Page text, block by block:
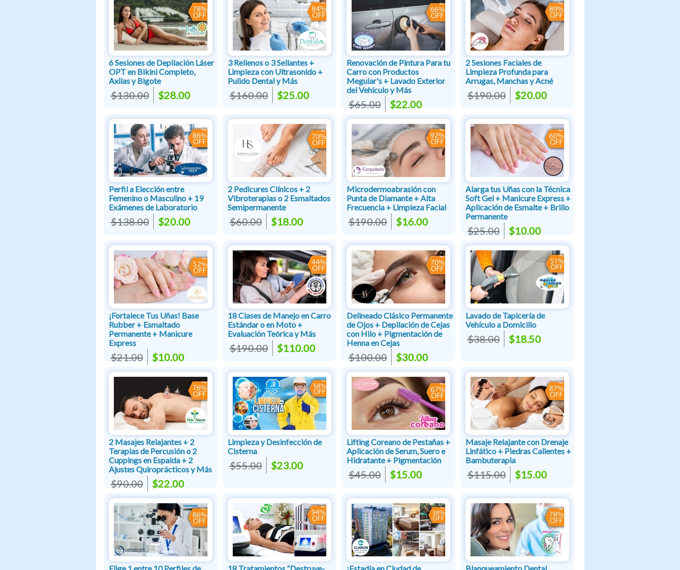
6 Sesiones de Depilación Láser
OPT en Bikini Completo,
Axilas y Bigote
$130.00 $28.00
3 Rellenos o 3 Sellantes +
Limpieza con Ultrasonido +
Pulido Dental y Más
$160.00 $25.00
Renovación de Pintura Para tu
Carro con Productos
Meguiar's + Lavado Exterior
del Vehículo y Más
$65.00 $22.00
2 Sesiones Faciales de
Limpieza Profunda para
Arrugas, Manchas y Acné
$190.00 $20.00
Perfil a Elección entre
Femenino o Masculino + 19
Exámenes de Laboratorio
$138.00 $20.00
2 Pedicures Clínicos + 2
Vibroterapias o 2 Esmaltados
Semipermanente
$60.00 $18.00
Microdermoabrasión con
Punta de Diamante + Alta
Frecuencia + Limpieza Facial
$190.00 $16.00
Alarga tus Uñas con la Técnica
Soft Gel + Manicure Express +
Aplicación de Esmalte + Brillo
Permanente
$25.00 $10.00
¡Fortalece Tus Uñas! Base
Rubber + Esmaltado
Permanente + Manicure
Express
$21.00 $10.00
18 Clases de Manejo en Carro
Estándar o en Moto +
Evaluación Teórica y Más
$190.00 $110.00
Delineado Clásico Permanente
de Ojos + Depilación de Cejas
con Hilo + Pigmentación de
Henna en Cejas
$100.00 $30.00
Lavado de Tapicería de
Vehículo a Domicilio
$38.00 $18.50
2 Masajes Relajantes + 2
Terapias de Percusión o 2
Cuppings en Espalda + 2
Ajustes Quiroprácticos y Más
$90.00 $22.00
Limpieza y Desinfección de
Cisterna
$55.00 $23.00
Lifting Coreano de Pestañas +
Aplicación de Serum, Suero e
Hidratante + Pigmentación
$45.00 $15.00
Masaje Relajante con Drenaje
Linfático + Piedras Calientes +
Bambuterapia
$115.00 $15.00